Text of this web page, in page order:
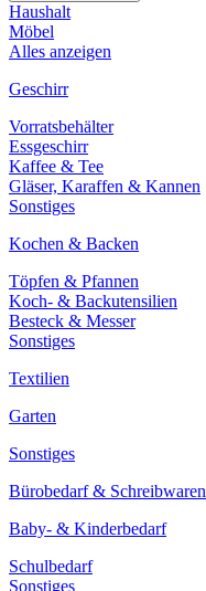
Haushalt
Möbel
Alles anzeigen
Geschirr
Vorratsbehälter
Essgeschirr
Kaffee & Tee
Gläser, Karaffen & Kannen
Sonstiges
Kochen & Backen
Töpfen & Pfannen
Koch- & Backutensilien
Besteck & Messer
Sonstiges
Textilien
Garten
Sonstiges
Bürobedarf & Schreibwaren
Baby- & Kinderbedarf
Schulbedarf
Sonstiges